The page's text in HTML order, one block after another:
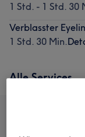
1 Std. - 1 Std. 30
Verblasster
1 Std. 30 Min.
Alle Services